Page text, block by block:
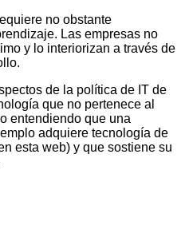
no obstante
Las empresas no
y lo interiorizan a través de
de la política de IT de
que no pertenece al
entendiendo que una
adquiere tecnología de
esta web) y que sostiene su